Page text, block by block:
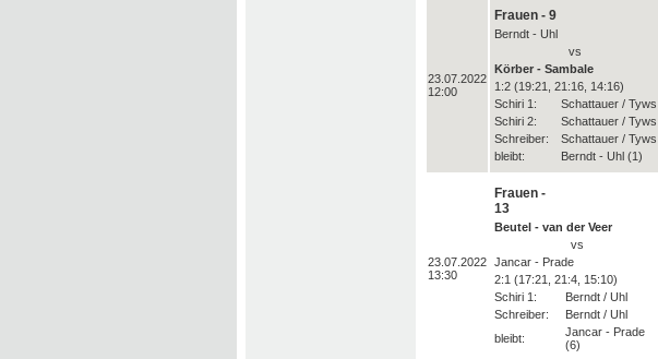
23.07.2022
12:00
Frauen - 9
Berndt - Uhl
vs
Körber - Sambale
1:2 (19:21, 21:16, 14:16)
Schiri 1:
Schattauer / Tyws
Schiri 2:
Schattauer / Tyws
Schreiber:
Schattauer / Tyws
bleibt:
Berndt - Uhl (1)
23.07.2022
13:30
Frauen -
13
Beutel - van der Veer
vs
Jancar - Prade
2:1 (17:21, 21:4, 15:10)
Schiri 1:
Berndt / Uhl
Schreiber:
Berndt / Uhl
bleibt:
Jancar - Prade
(6)